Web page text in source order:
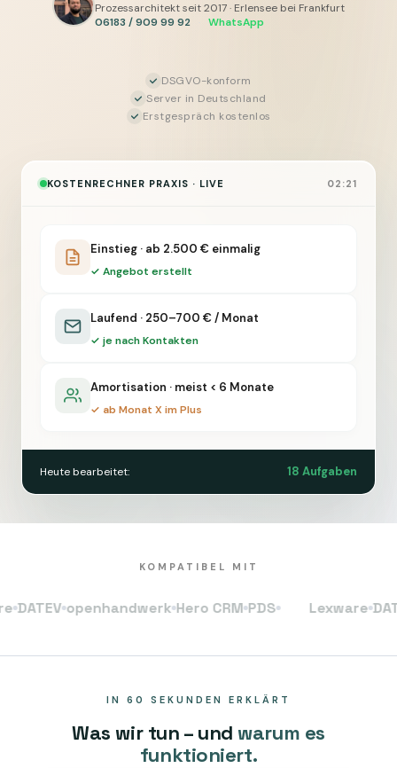
bis
pro
Monat
nur
Organisation
keine
Prozessarchitekt seit 2017 · Erlensee bei Frankfurt
06183 / 909 99 92
WhatsApp
DSGVO-konform
Server in Deutschland
Erstgespräch kostenlos
KOSTENRECHNER PRAXIS · LIVE 02:21
Einstieg · ab 2.500 € einmalig
✓ Angebot erstellt
Laufend · 250–700 € / Monat
✓ je nach Kontakten
Amortisation · meist < 6 Monate
✓ ab Monat X im Plus
Heute bearbeitet: 18 Aufgaben
KOMPATIBEL MIT
openhandwerk Hero CRM PDS Lexware DATEV
IN 60 SEKUNDEN ERKLÄRT
Was wir tun – und warum es
funktioniert.